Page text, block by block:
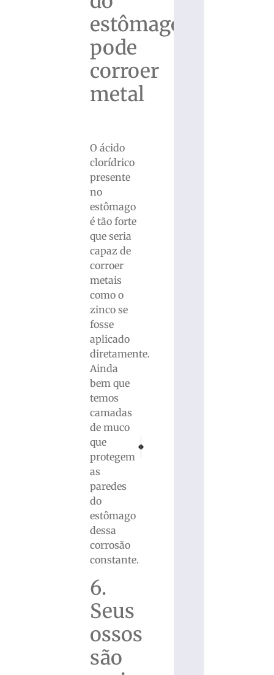
estômago
pode
corroer
metal
O ácido
clorídrico
presente
no
estômago
é tão forte
que seria
capaz de
corroer
metais
como o
zinco se
fosse
aplicado
diretamente.
Ainda
bem que
temos
camadas
de muco
que
protegem
as
paredes
do
estômago
dessa
corrosão
constante.
6.
Seus
ossos
são